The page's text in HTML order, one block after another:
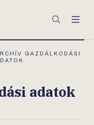
Keresés
GAZDÁLKODÁSI
adatok